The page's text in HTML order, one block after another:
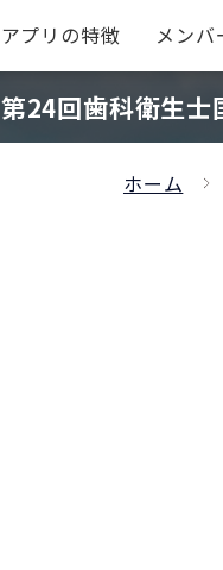
アプリの特徴 メンバ
第24回歯科衛生士
ホーム